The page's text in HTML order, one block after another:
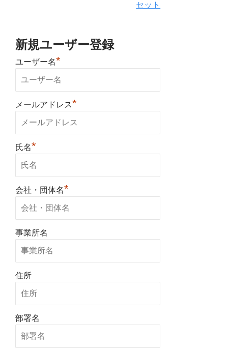
セット
新規ユーザー登録
ユーザー名*
メールアドレス*
氏名*
会社・団体名*
事業所名
住所
部署名